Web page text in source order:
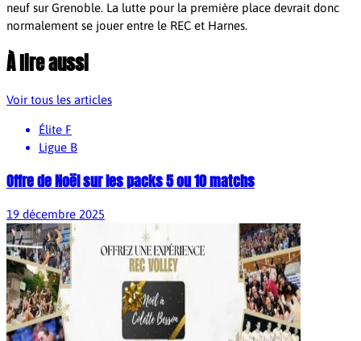
neuf sur Grenoble. La lutte pour la première place devrait donc
normalement se jouer entre le REC et Harnes.
À lire aussi
Voir tous les articles
Élite F
Ligue B
Offre de Noël sur les packs 5 ou 10 matchs
19 décembre 2025